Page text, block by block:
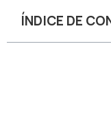
ÍNDICE DE